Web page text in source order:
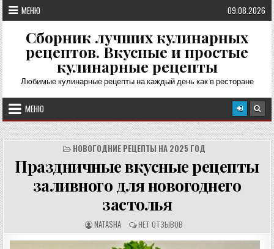
Перейти
к
содержимому
МЕНЮ 09.08.2026
Сборник лучших кулинарных
рецептов. Вкусные и простые
кулинарные рецепты
Любимые кулинарные рецепты на каждый день как в ресторане
МЕНЮ
НОВОГОДНИЕ РЕЦЕПТЫ НА 2025 ГОД
Праздничные вкусные рецепты
заливного для новогоднего
застолья
А
В
Т
NATASHA О
Т
З
Ы
НЕТ ОТЗЫВОВ